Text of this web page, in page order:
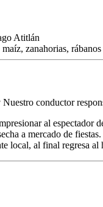
Atitlán
zanahorias,
conductor
al
a mercado de
local, al final regresa al